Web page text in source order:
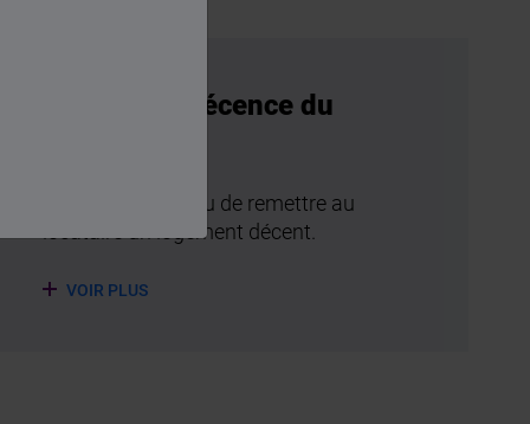
Garantir la décence du
Le bailleur est tenu de remettre au
locataire un logement décent.
VOIR PLUS